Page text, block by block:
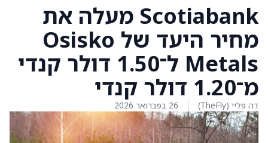
Scotiabank מעלה את
מחיר היעד של Osisko
Metals ל־1.50 דולר קנדי
מ־1.20 דולר קנדי
דה פליי (TheFly) 26 בפברואר 2026